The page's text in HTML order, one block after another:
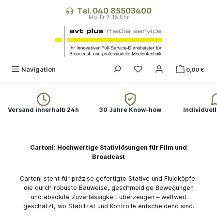
Tel. 040 85503400
Navigation Du hast 0 Produkte auf
0,00 €
Versand innerhalb 24h 30 Jahre Know-how
Cartoni: Hochwertige Stativlösungen für Film und
Broadcast
Cartoni steht für präzise gefertigte Stative und Fluidköpfe,
die durch robuste Bauweise, geschmeidige Bewegungen
und absolute Zuverlässigkeit überzeugen – weltweit
geschätzt, wo Stabilität und Kontrolle entscheidend sind.